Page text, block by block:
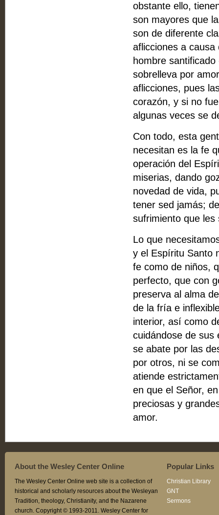
obstante ello,
son mayores que
son de diferente
aflicciones a
hombre
sobrelleva por
aflicciones, pues
corazón, y si no
algunas veces se
Con todo, esta
necesitan es la fe
operación del
miserias, dando
novedad de vida,
tener sed jamás;
sufrimiento que
Lo que
y el Espíritu Santo
fe como de niños,
perfecto, que con
preserva al alma
de la fría e
interior, así como
cuidándose de sus
se abate por las
por otros, ni se
atiende
en que el Señor,
preciosas y
amor.
About the Wesley Center Online
The Wesley Center Online web site is a collection of
historical and scholarly resources about the Wesleyan
Tradition, theology, Christianity, and the Nazarene
church. Copyright © 1993-2011. Wesley Center for
Popular Links
Christian Library
GNT
Sermons